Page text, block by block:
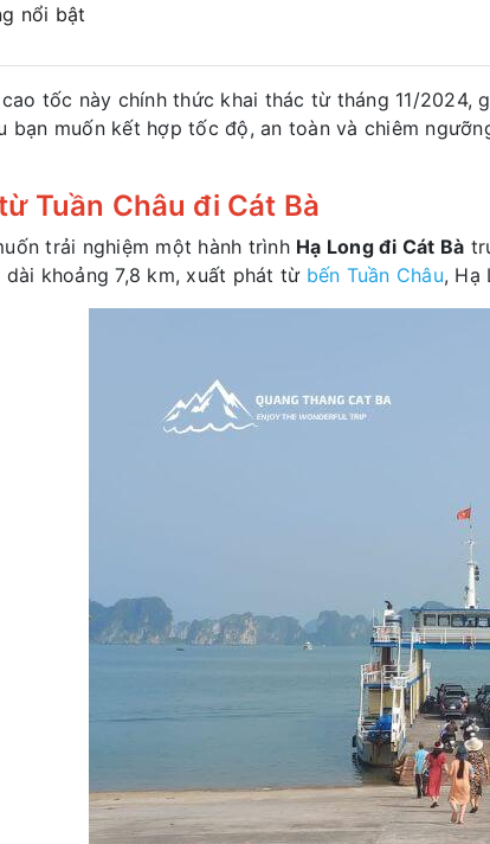
nổi bật
tốc này chính thức khai thác từ tháng 11/
bạn muốn kết hợp tốc độ, an toàn và chiêm
Tuần Châu đi Cát Bà
trải nghiệm một hành trình Hạ Long đi Cát Bà
dài khoảng 7,8 km, xuất phát từ bến Tuần Châu, Hạ